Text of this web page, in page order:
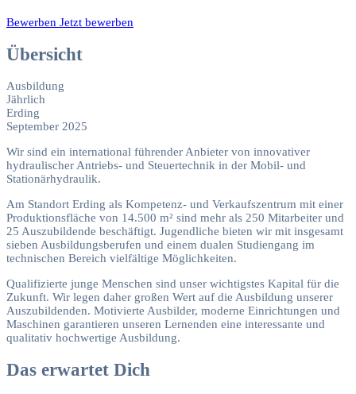
Bewerben Jetzt bewerben
Übersicht
Ausbildung
Jährlich
Erding
September 2025
Wir sind ein international führender Anbieter von innovativer
hydraulischer Antriebs- und Steuertechnik in der Mobil- und
Stationärhydraulik.
Am Standort Erding als Kompetenz- und Verkaufszentrum mit einer
Produktionsfläche von 14.500 m² sind mehr als 250 Mitarbeiter und
25 Auszubildende beschäftigt. Jugendliche bieten wir mit insgesamt
sieben Ausbildungsberufen und einem dualen Studiengang im
technischen Bereich vielfältige Möglichkeiten.
Qualifizierte junge Menschen sind unser wichtigstes Kapital für die
Zukunft. Wir legen daher großen Wert auf die Ausbildung unserer
Auszubildenden. Motivierte Ausbilder, moderne Einrichtungen und
Maschinen garantieren unseren Lernenden eine interessante und
qualitativ hochwertige Ausbildung.
Das erwartet Dich